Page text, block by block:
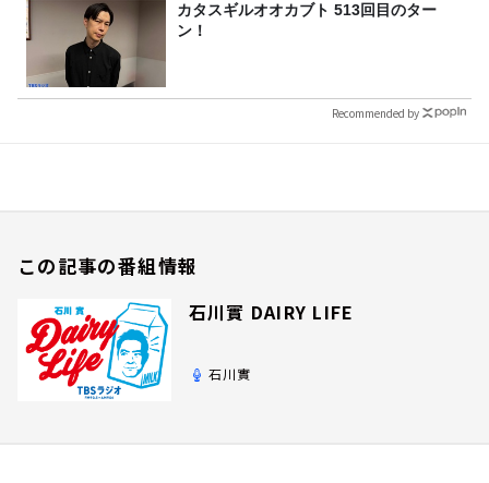
カタスギルオオカブト 513回目のター
ン！
Recommended by
この記事の番組情報
石川實 DAIRY LIFE
石川實